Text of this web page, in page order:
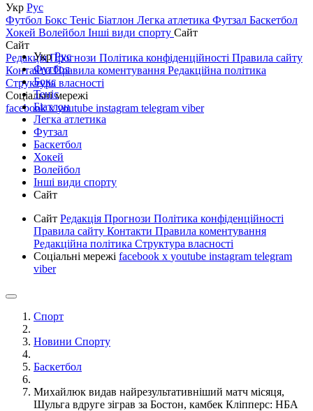
Укр Рус
Футбол Бокс Теніс Біатлон Легка атлетика Футзал Баскетбол
Хокей Волейбол Інші види спорту Сайт
Сайт
РедакціяПрогнози Політика конфіденційності Правила сайту
КонтактиПравила коментування Редакційна політика
Структура власності
Соціальні мережі
facebookxyoutube instagram telegram viber
УкрРус
Футбол
Бокс
Теніс
Біатлон
Легка атлетика
Футзал
Баскетбол
Хокей
Волейбол
Інші види спорту
Сайт
Сайт Редакція Прогнози Політика конфіденційності
Правила сайту Контакти Правила коментування
Редакційна політика Структура власності
Соціальні мережі facebook x youtube instagram telegram
viber
Спорт
Новини Спорту
Баскетбол
Михайлюк видав найрезультативніший матч місяця,
Шульга вдруге зіграв за Бостон, камбек Кліпперс: НБА